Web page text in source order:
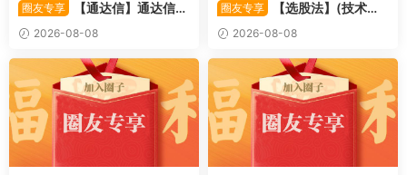
圈友专享
【通达信】通达信
〖萧啸双通道〗主图指标 研判
股价运行通道、捕捉短线买卖
时机 源码
2026-08-08
圈友专享
【选股法】(技术篇)
强势个股选股法操作理念、策
略与工具（上下）视频课程 共
2个视频
2026-08-08